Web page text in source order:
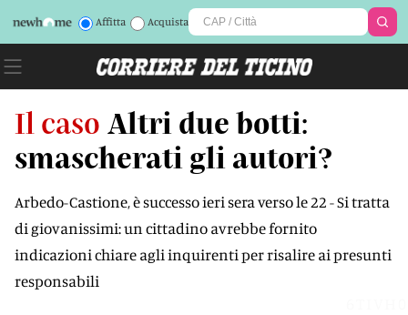
Affitta Acquista
Il caso Altri due botti:
smascherati gli autori?
Arbedo-Castione, è successo ieri sera verso le 22 - Si tratta
di giovanissimi: un cittadino avrebbe fornito
indicazioni chiare agli inquirenti per risalire ai presunti
responsabili